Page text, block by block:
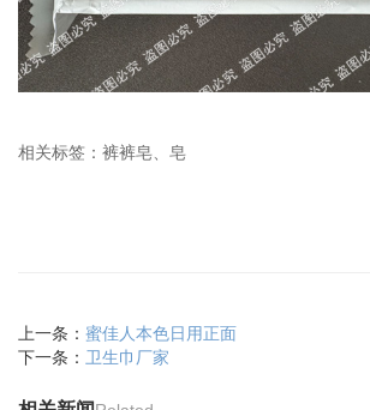
相关标签：裤裤皂、皂
上一条： 蜜佳人本色日用正面
下一条： 卫生巾厂家